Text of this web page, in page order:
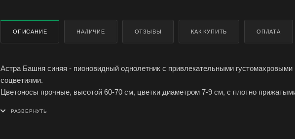
ОПИСАНИЕ НАЛИЧИЕ ОТЗЫВЫ КАК КУПИТЬ ОПЛАТА
Астра Башня синяя - пионовидный однолетник с привлекательными густомахровыми
соцветиями.
Цветоносы прочные, высотой 60-70 см, цветки диаметром 7-9 см, с плотно
Сохраняет декоративность длительное время, используется для цветочных